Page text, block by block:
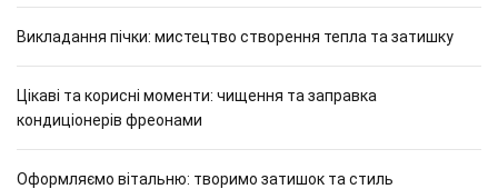
Викладання пічки: мистецтво створення тепла та затишку
Цікаві та корисні моменти: чищення та заправка
кондиціонерів фреонами
Оформляємо вітальню: творимо затишок та стиль